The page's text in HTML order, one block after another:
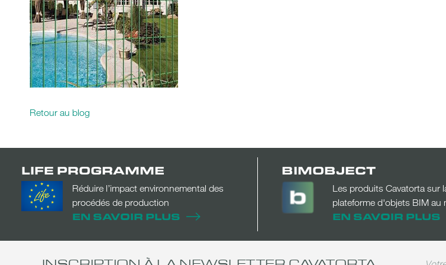
Retour au blog
LIFE PROGRAMME
Réduire l’impact environnemental des
procédés de production
EN SAVOIR PLUS
BIMOBJECT
Les produits Cavatorta sur
plateforme d'objets BIM au
EN SAVOIR PLUS